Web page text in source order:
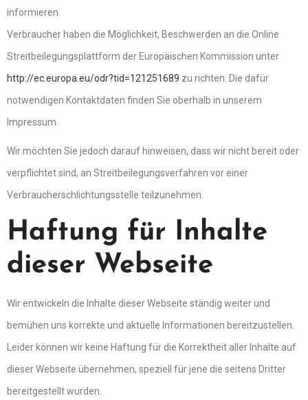
informieren.
Verbraucher haben die Möglichkeit, Beschwerden an die Online
Streitbeilegungsplattform der Europäischen Kommission unter
http://ec.europa.eu/odr?tid=121251689 zu richten. Die dafür
notwendigen Kontaktdaten finden Sie oberhalb in unserem
Impressum.
Wir möchten Sie jedoch darauf hinweisen, dass wir nicht bereit oder
verpflichtet sind, an Streitbeilegungsverfahren vor einer
Verbraucherschlichtungsstelle teilzunehmen.
Haftung für Inhalte
dieser Webseite
Wir entwickeln die Inhalte dieser Webseite ständig weiter und
bemühen uns korrekte und aktuelle Informationen bereitzustellen.
Leider können wir keine Haftung für die Korrektheit aller Inhalte auf
dieser Webseite übernehmen, speziell für jene die seitens Dritter
bereitgestellt wurden.